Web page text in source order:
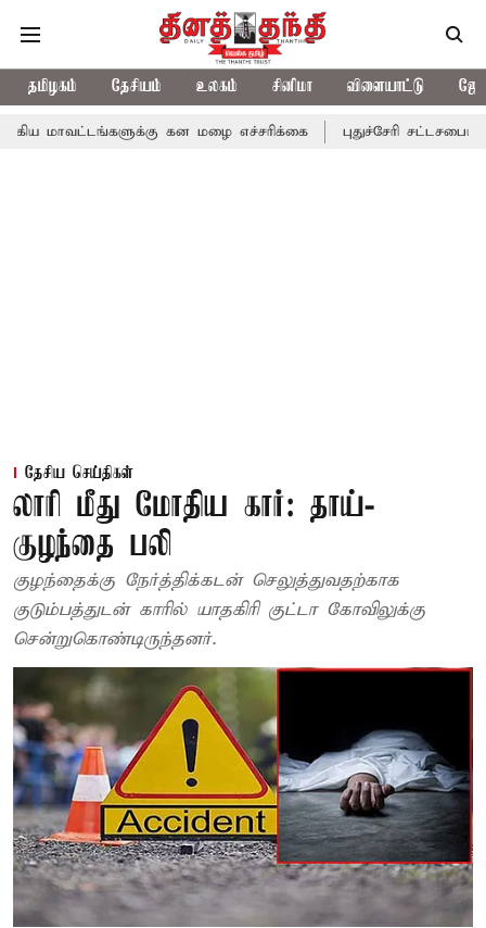
தமிழகம் தேசியம் உலகம் சினிமா விளையாட்டு
கன மழை எச்சரிக்கை புதுச்சேரி சட்டசபையில் வரும்
தேசிய செய்திகள்
லாரி மீது மோதிய கார்: தாய்-
குழந்தை பலி
குழந்தைக்கு நேர்த்திக்கடன் செலுத்துவதற்காக
குடும்பத்துடன் காரில் யாதகிரி குட்டா கோவிலுக்கு
சென்றுகொண்டிருந்தனர்.